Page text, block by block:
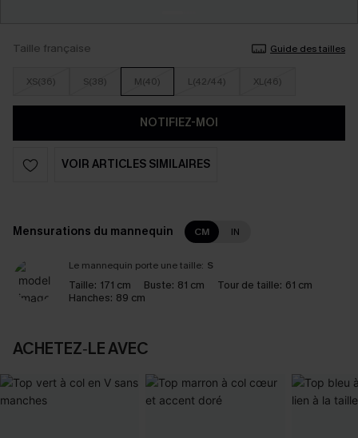
Taille française Guide des tailles
XS(36) S(38) M(40) L(42/44) XL(46)
NOTIFIEZ-MOI
VOIR ARTICLES SIMILAIRES
Mensurations du mannequin CM IN
Le mannequin porte une taille: S
Taille: 171 cm Buste: 81 cm Tour de taille: 61 cm
Hanches: 89 cm
ACHETEZ‑LE AVEC